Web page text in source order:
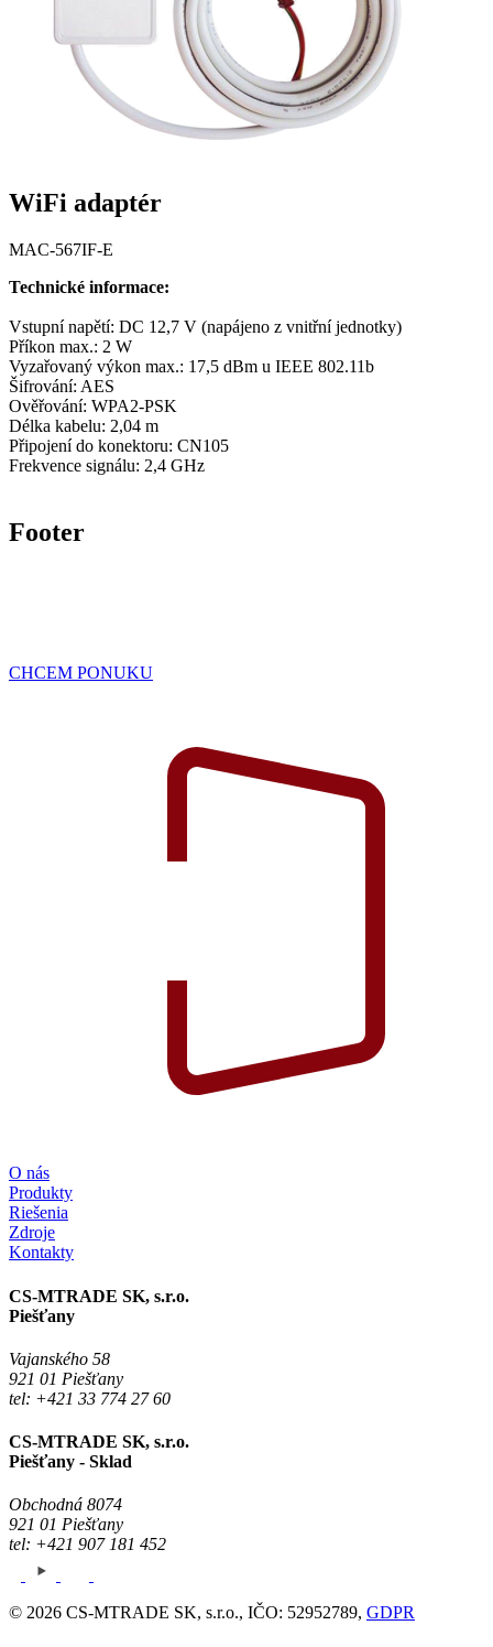
WiFi adaptér
MAC-567IF-E
Technické informace:
Vstupní napětí: DC 12,7 V (napájeno z vnitřní jednotky)
Příkon max.: 2 W
Vyzařovaný výkon max.: 17,5 dBm u IEEE 802.11b
Šifrování: AES
Ověřování: WPA2-PSK
Délka kabelu: 2,04 m
Připojení do konektoru: CN105
Frekvence signálu: 2,4 GHz
Footer
CHCEM PONUKU
O nás
Produkty
Riešenia
Zdroje
Kontakty
CS-MTRADE SK, s.r.o.
Piešťany
Vajanského 58
921 01 Piešťany
tel: +421 33 774 27 60
CS-MTRADE SK, s.r.o.
Piešťany - Sklad
Obchodná 8074
921 01 Piešťany
tel: +421 907 181 452
© 2026 CS-MTRADE SK, s.r.o., IČO: 52952789, GDPR